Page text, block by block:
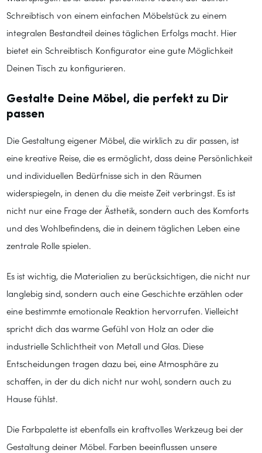
Schreibtisch von einem einfachen Möbelstück zu einem
integralen Bestandteil deines täglichen Erfolgs macht. Hier
bietet ein Schreibtisch Konfigurator eine gute Möglichkeit
Deinen Tisch zu konfigurieren.
Gestalte Deine Möbel, die perfekt zu Dir
passen
Die Gestaltung eigener Möbel, die wirklich zu dir passen, ist
eine kreative Reise, die es ermöglicht, dass deine Persönlichkeit
und individuellen Bedürfnisse sich in den Räumen
widerspiegeln, in denen du die meiste Zeit verbringst. Es ist
nicht nur eine Frage der Ästhetik, sondern auch des Komforts
und des Wohlbefindens, die in deinem täglichen Leben eine
zentrale Rolle spielen.
Es ist wichtig, die Materialien zu berücksichtigen, die nicht nur
langlebig sind, sondern auch eine Geschichte erzählen oder
eine bestimmte emotionale Reaktion hervorrufen. Vielleicht
spricht dich das warme Gefühl von Holz an oder die
industrielle Schlichtheit von Metall und Glas. Diese
Entscheidungen tragen dazu bei, eine Atmosphäre zu
schaffen, in der du dich nicht nur wohl, sondern auch zu
Hause fühlst.
Die Farbpalette ist ebenfalls ein kraftvolles Werkzeug bei der
Gestaltung deiner Möbel. Farben beeinflussen unsere